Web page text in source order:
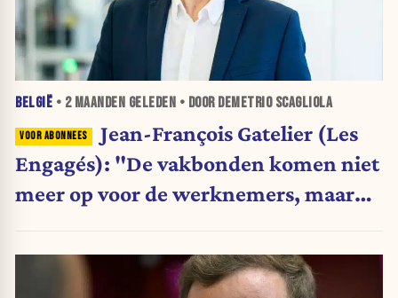
BELGIË • 2 MAANDEN GELEDEN • DOOR DEMETRIO SCAGLIOLA
Jean-François Gatelier (Les
Engagés): "De vakbonden komen niet
meer op voor de werknemers, maar